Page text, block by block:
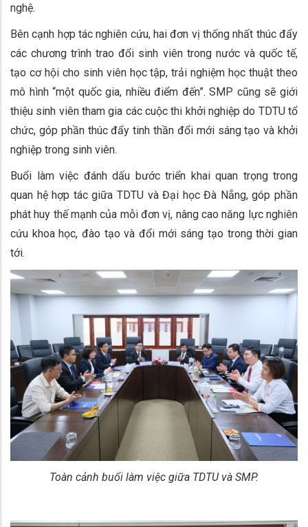
nghệ.
Bên cạnh hợp tác nghiên cứu, hai đơn vị thống nhất thúc đẩy
các chương trình trao đổi sinh viên trong nước và quốc tế,
tạo cơ hội cho sinh viên học tập, trải nghiệm học thuật theo
mô hình “một quốc gia, nhiều điểm đến”. SMP cũng sẽ giới
thiệu sinh viên tham gia các cuộc thi khởi nghiệp do TDTU tổ
chức, góp phần thúc đẩy tinh thần đổi mới sáng tạo và khởi
nghiệp trong sinh viên.
Buổi làm việc đánh dấu bước triển khai quan trọng trong
quan hệ hợp tác giữa TDTU và Đại học Đà Nẵng, góp phần
phát huy thế mạnh của mỗi đơn vị, nâng cao năng lực nghiên
cứu khoa học, đào tạo và đổi mới sáng tạo trong thời gian
tới.
Toàn cảnh buổi làm việc giữa TDTU và SMP.